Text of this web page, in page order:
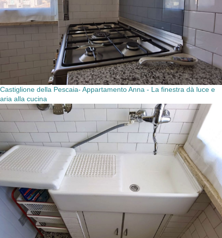
Castiglione della Pescaia- Appartamento Anna - La finestra dà luce e
aria alla cucina